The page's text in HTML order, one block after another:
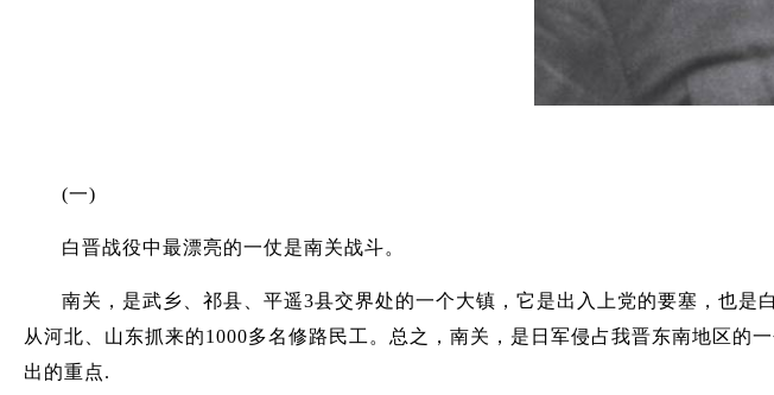
(一)
白晋战役中最漂亮的一仗是南关战斗。
南关，是武乡、祁县、平遥3县交界处的一个大镇，它是出入上党的要塞，也
从河北、山东抓来的1000多名修路民工。总之，南关，是日军侵占我晋东南地区
出的重点.